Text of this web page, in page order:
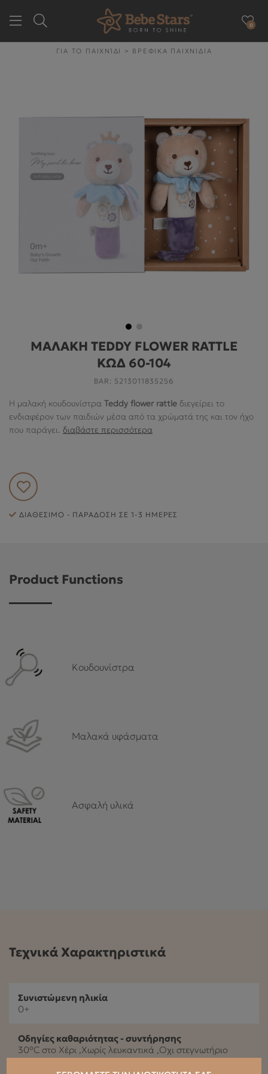
GR EN
ΕΤΑΙΡΕΙΑ
ΓΙΑ ΤΗΝ ΒΟΛΤΑ
ΓΙΑ ΤΟ ΑΥΤΟΚΙΝΗΤΟ
ΓΙΑ ΤΗΝ ΥΓΙΕΙΝΉ & ΤΟ
ΦΑΓΗΤΌ
HELP
ABOUT US
0
ΓΙΑ ΤΟ ΠΑΙΧΝΊΔΙ > ΒΡΕΦΙΚΑ ΠΑΙΧΝΙΔΙΑ
ΜΑΛΑΚΗ TEDDY FLOWER RATTLE
ΚΩΔ 60-104
BAR: 5213011835256
Η μαλακή κουδουνίστρα Teddy flower rattle διεγείρει το
ενδιαφέρον των παιδιών μέσα από τα χρώματά της και τον ήχο
που παράγει. διαβάστε περισσότερα
ΔΙΑΘΈΣΙΜΟ - ΠΑΡΆΔΟΣΗ ΣΕ 1-3 ΗΜΈΡΕΣ
Product Functions
Κουδουνίστρα
Μαλακά υφάσματα
Ασφαλή υλικά
Τεχνικά Χαρακτηριστικά
Συνιστώμενη ηλικία
0+
Οδηγίες καθαριότητας - συντήρησης
30°C στο Χέρι ,Xωρίς λευκαντικά ,Oχι στεγνωτήριο